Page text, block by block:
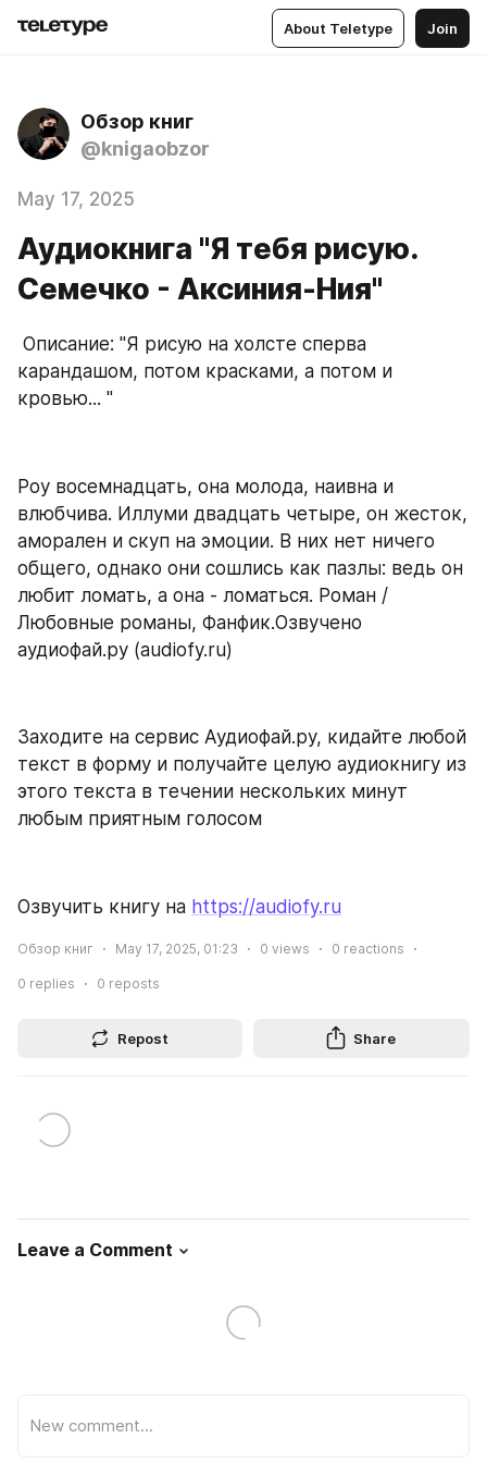
About Teletype Join
Обзор книг
@knigaobzor
May 17, 2025
Аудиокнига "Я тебя рисую.
Семечко - Аксиния-Ния"
карандашом, потом красками, а потом и
кровью... "
Роу восемнадцать, она молода, наивна и
влюбчива. Иллуми двадцать четыре, он жесток,
аморален и скуп на эмоции. В них нет ничего
общего, однако они сошлись как пазлы: ведь он
любит ломать, а она - ломаться. Роман /
Любовные романы, Фанфик.Озвучено
аудиофай.ру (audiofy.ru)
Заходите на сервис Аудиофай.ру, кидайте любой
текст в форму и получайте целую аудиокнигу из
этого текста в течении нескольких минут
любым приятным голосом
Озвучить книгу на https://audiofy.ru
Обзор книг May 17, 2025, 01:23 0 views 0 reactions
0 replies 0 reposts
Repost Share
Leave a Comment